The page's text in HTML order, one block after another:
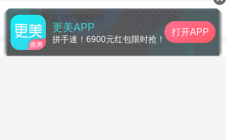
更美APP
拼手速！6900元红包限时抢！
打开APP
查看楼主其他6篇经验